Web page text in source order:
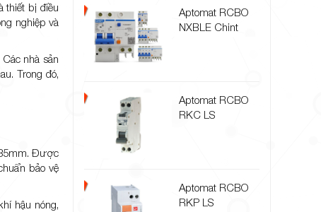
thiết bị điều
nghiệp và
nhà sản
Trong đó,
Được
bảo vệ
hậu nóng,
Aptomat RCBO
NXBLE Chint
Aptomat RCBO
RKC LS
Aptomat RCBO
RKP LS